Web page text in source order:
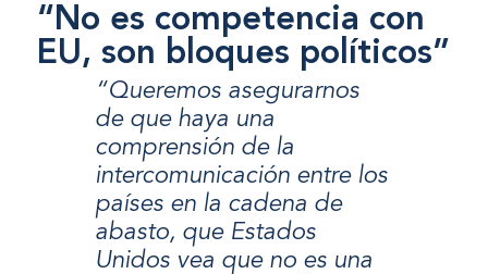
“No es competencia con
EU, son bloques políticos”
“Queremos asegurarnos
de que haya una
comprensión de la
intercomunicación entre los
países en la cadena de
abasto, que Estados
Unidos vea que no es una